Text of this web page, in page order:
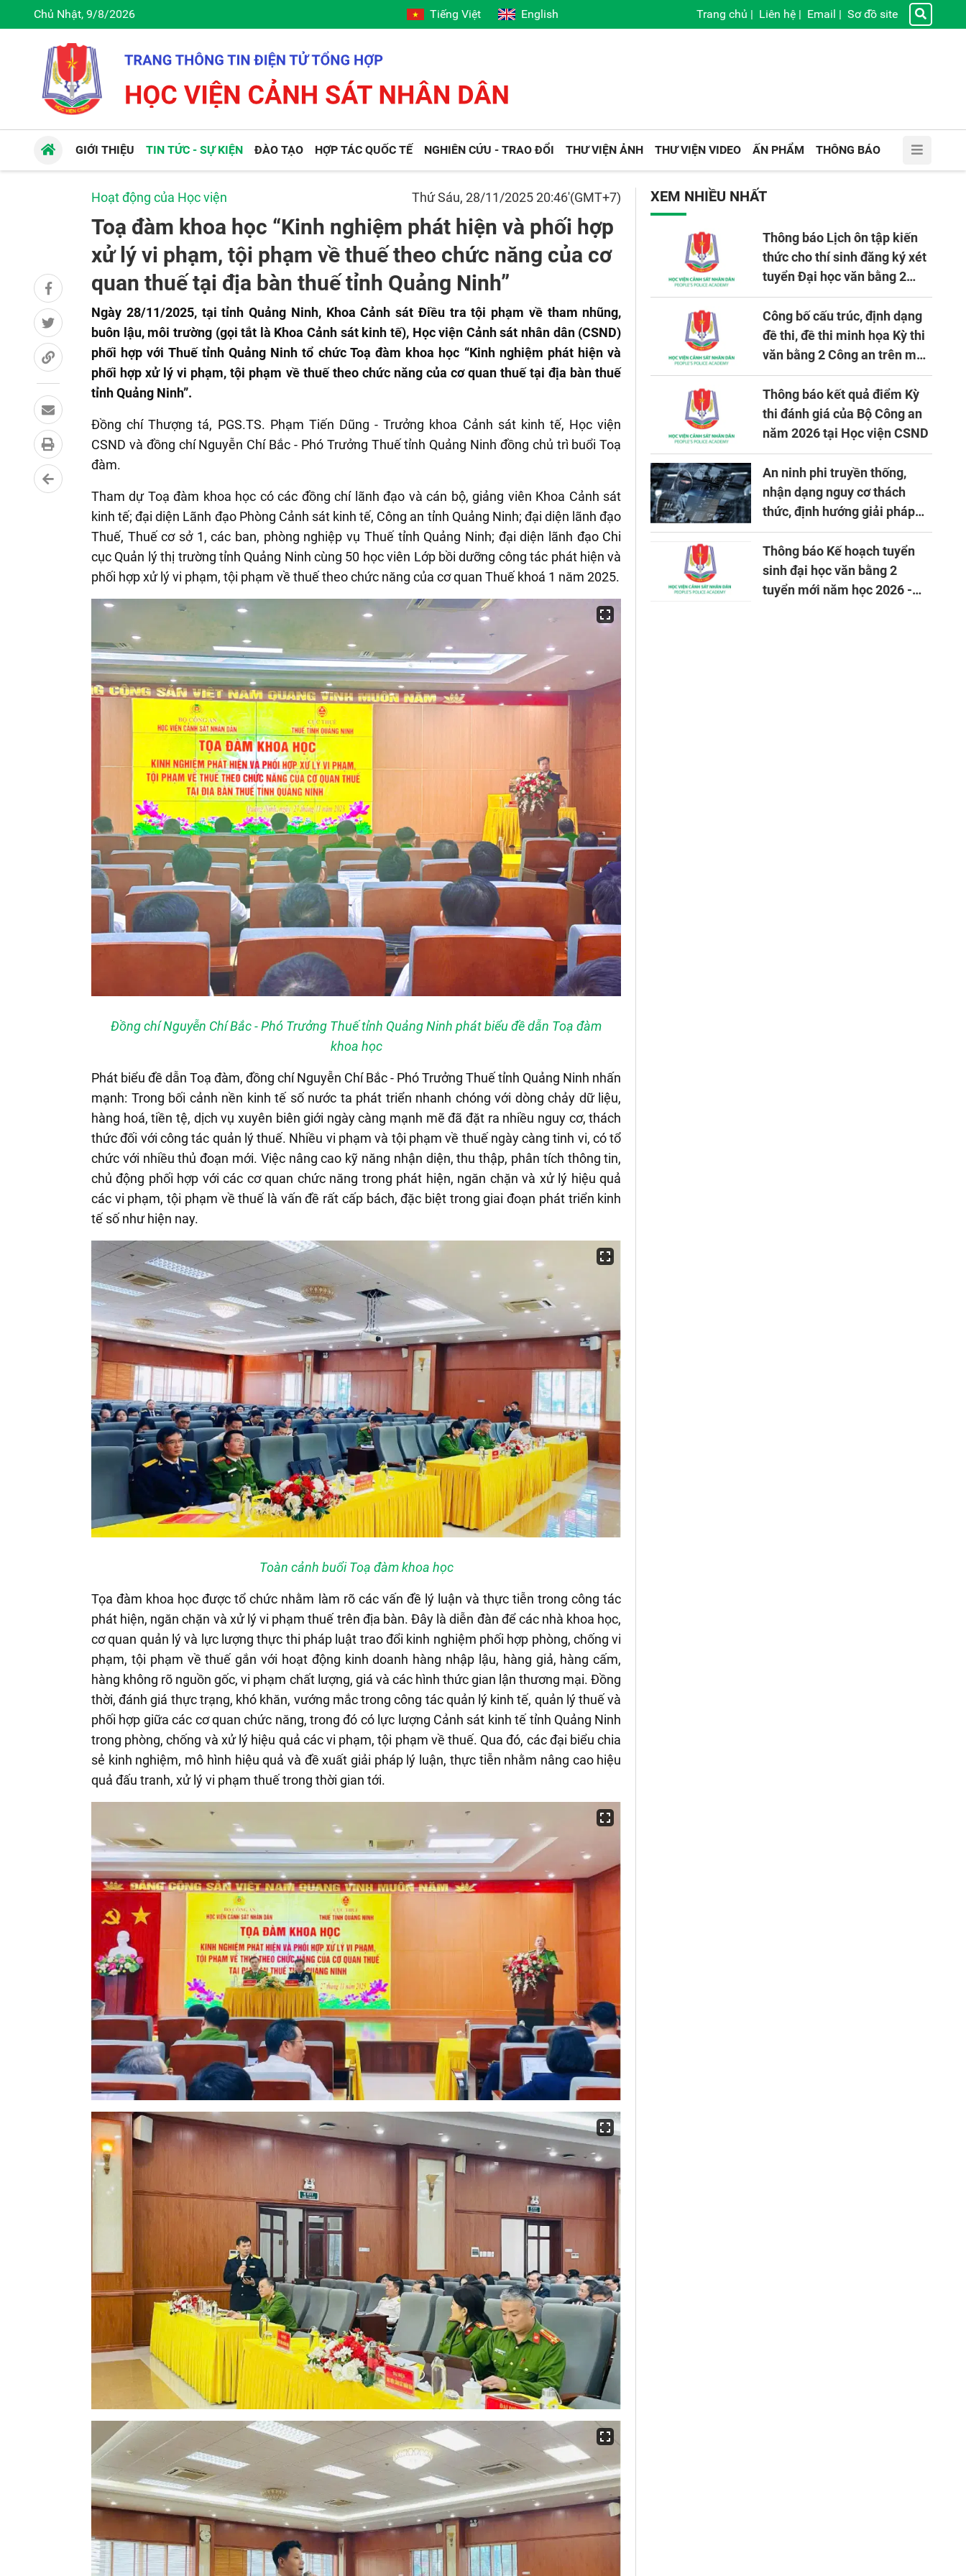
Chủ Nhật, 9/8/2026 Tiếng Việt English Trang chủ | Liên hệ | Email | Sơ đồ site
GIỚI THIỆU TIN TỨC - SỰ KIỆN ĐÀO TẠO HỢP TÁC QUỐC TẾ NGHIÊN CỨU - TRAO ĐỔI THƯ VIỆN ẢNH THƯ VIỆN VIDEO ẤN PHẨM THÔNG BÁO
Hoạt động của Học viện Thứ Sáu, 28/11/2025 20:46'(GMT+7)
Toạ đàm khoa học “Kinh nghiệm phát hiện và phối hợp
xử lý vi phạm, tội phạm về thuế theo chức năng của cơ
quan thuế tại địa bàn thuế tỉnh Quảng Ninh”
Ngày 28/11/2025, tại tỉnh Quảng Ninh, Khoa Cảnh sát Điều tra tội phạm về tham nhũng,
buôn lậu, môi trường (gọi tắt là Khoa Cảnh sát kinh tế), Học viện Cảnh sát nhân dân (CSND)
phối hợp với Thuế tỉnh Quảng Ninh tổ chức Toạ đàm khoa học “Kinh nghiệm phát hiện và
phối hợp xử lý vi phạm, tội phạm về thuế theo chức năng của cơ quan thuế tại địa bàn thuế
tỉnh Quảng Ninh”.
Đồng chí Thượng tá, PGS.TS. Phạm Tiến Dũng - Trưởng khoa Cảnh sát kinh tế, Học viện
CSND và đồng chí Nguyễn Chí Bắc - Phó Trưởng Thuế tỉnh Quảng Ninh đồng chủ trì buổi Toạ
đàm.
Tham dự Toạ đàm khoa học có các đồng chí lãnh đạo và cán bộ, giảng viên Khoa Cảnh sát
kinh tế; đại diện Lãnh đạo Phòng Cảnh sát kinh tế, Công an tỉnh Quảng Ninh; đại diện lãnh đạo
Thuế, Thuế cơ sở 1, các ban, phòng nghiệp vụ Thuế tỉnh Quảng Ninh; đại diện lãnh đạo Chi
cục Quản lý thị trường tỉnh Quảng Ninh cùng 50 học viên Lớp bồi dưỡng công tác phát hiện và
phối hợp xử lý vi phạm, tội phạm về thuế theo chức năng của cơ quan Thuế khoá 1 năm 2025.
Đồng chí Nguyễn Chí Bắc - Phó Trưởng Thuế tỉnh Quảng Ninh phát biểu đề dẫn Toạ đàm
khoa học
Phát biểu đề dẫn Toạ đàm, đồng chí Nguyễn Chí Bắc - Phó Trưởng Thuế tỉnh Quảng Ninh nhấn
mạnh: Trong bối cảnh nền kinh tế số nước ta phát triển nhanh chóng với dòng chảy dữ liệu,
hàng hoá, tiền tệ, dịch vụ xuyên biên giới ngày càng mạnh mẽ đã đặt ra nhiều nguy cơ, thách
thức đối với công tác quản lý thuế. Nhiều vi phạm và tội phạm về thuế ngày càng tinh vi, có tổ
chức với nhiều thủ đoạn mới. Việc nâng cao kỹ năng nhận diện, thu thập, phân tích thông tin,
chủ động phối hợp với các cơ quan chức năng trong phát hiện, ngăn chặn và xử lý hiệu quả
các vi phạm, tội phạm về thuế là vấn đề rất cấp bách, đặc biệt trong giai đoạn phát triển kinh
tế số như hiện nay.
Toàn cảnh buổi Toạ đàm khoa học
Tọa đàm khoa học được tổ chức nhằm làm rõ các vấn đề lý luận và thực tiễn trong công tác
phát hiện, ngăn chặn và xử lý vi phạm thuế trên địa bàn. Đây là diễn đàn để các nhà khoa học,
cơ quan quản lý và lực lượng thực thi pháp luật trao đổi kinh nghiệm phối hợp phòng, chống vi
phạm, tội phạm về thuế gắn với hoạt động kinh doanh hàng nhập lậu, hàng giả, hàng cấm,
hàng không rõ nguồn gốc, vi phạm chất lượng, giá và các hình thức gian lận thương mại. Đồng
thời, đánh giá thực trạng, khó khăn, vướng mắc trong công tác quản lý kinh tế, quản lý thuế và
phối hợp giữa các cơ quan chức năng, trong đó có lực lượng Cảnh sát kinh tế tỉnh Quảng Ninh
trong phòng, chống và xử lý hiệu quả các vi phạm, tội phạm về thuế. Qua đó, các đại biểu chia
sẻ kinh nghiệm, mô hình hiệu quả và đề xuất giải pháp lý luận, thực tiễn nhằm nâng cao hiệu
quả đấu tranh, xử lý vi phạm thuế trong thời gian tới.
XEM NHIỀU NHẤT
Thông báo Lịch ôn tập kiến
thức cho thí sinh đăng ký xét
tuyển Đại học văn bằng 2
tuyển mới, mở tại Học viện
CSND năm học 2026 - 2027
Công bố cấu trúc, định dạng
đề thi, đề thi minh họa Kỳ thi
văn bằng 2 Công an trên máy
tính
Thông báo kết quả điểm Kỳ
thi đánh giá của Bộ Công an
năm 2026 tại Học viện CSND
An ninh phi truyền thống,
nhận dạng nguy cơ thách
thức, định hướng giải pháp
đảm bảo an ninh quốc gia
trong tình hình hiện nay
Thông báo Kế hoạch tuyển
sinh đại học văn bằng 2
tuyển mới năm học 2026 -